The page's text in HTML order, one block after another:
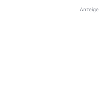
Anzeige